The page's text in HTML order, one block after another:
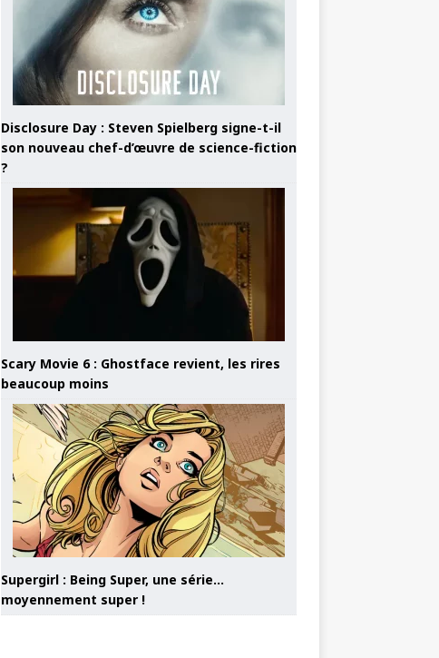
Disclosure Day : Steven Spielberg signe-t-il
son nouveau chef-d’œuvre de science-fiction
?
Scary Movie 6 : Ghostface revient, les rires
beaucoup moins
Supergirl : Being Super, une série…
moyennement super !